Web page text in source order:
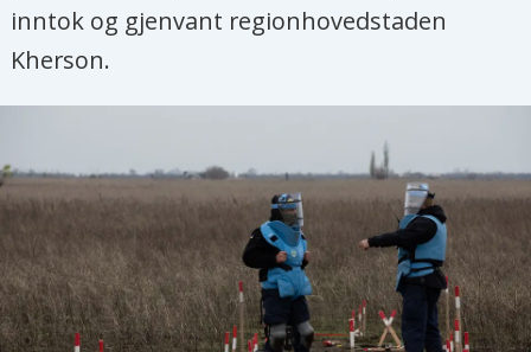
inntok og gjenvant regionhovedstaden
Kherson.